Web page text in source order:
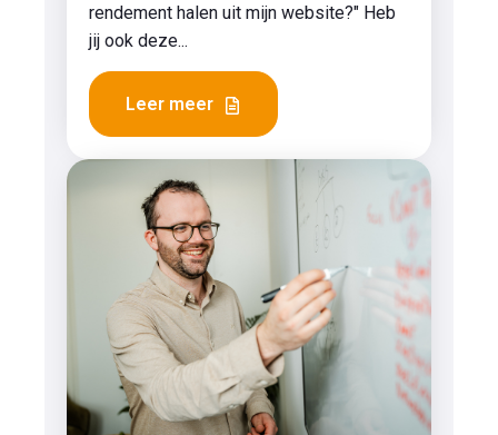
rendement halen uit mijn website?" Heb
jij ook deze...
Leer meer